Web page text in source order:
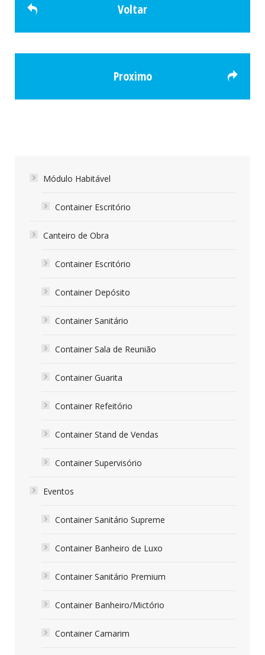
Voltar
Proximo
Módulo Habitável
Container Escritório
Canteiro de Obra
Container Escritório
Container Depósito
Container Sanitário
Container Sala de Reunião
Container Guarita
Container Refeitório
Container Stand de Vendas
Container Supervisório
Eventos
Container Sanitário Supreme
Container Banheiro de Luxo
Container Sanitário Premium
Container Banheiro/Mictório
Container Camarim